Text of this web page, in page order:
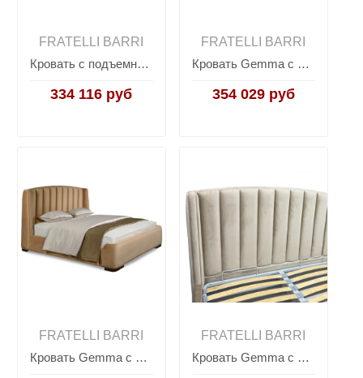
FRATELLI BARRI
Кровать с подъемным механизмом SELECTION, FRATELLI BARRI
334 116 руб
FRATELLI BARRI
Кровать Gemma с подъемным механизмом SELECTION, FRATELLI BARRI
354 029 руб
FRATELLI BARRI
Кровать Gemma с подъемным механизмом SELECTION, FRATELLI BARRI
FRATELLI BARRI
Кровать Gemma с подъемным механизмом SELECTION, FRATELLI BARRI